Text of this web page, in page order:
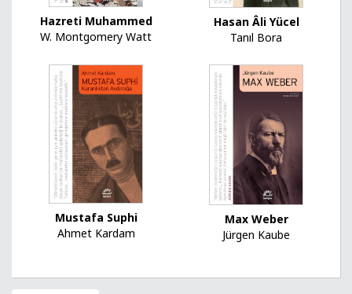
Hazreti Muhammed
W. Montgomery Watt
Hasan Âli Yücel
Tanıl Bora
Mustafa Suphi
Ahmet Kardam
Max Weber
Jürgen Kaube